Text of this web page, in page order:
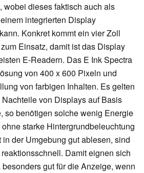
wobei dieses faktisch auch als
integrierten Display
Konkret kommt ein vier Zoll
Einsatz, damit ist das Display
E-Readern. Das E Ink Spectra
von 400 x 600 Pixeln und
von farbigen Inhalten. Es gelten
von Displays auf Basis
so benötigen solche wenig Energie
starke Hintergrundbeleuchtung
der Umgebung gut ablesen, sind
Damit eignen sich
gut für die Anzeige, wenn